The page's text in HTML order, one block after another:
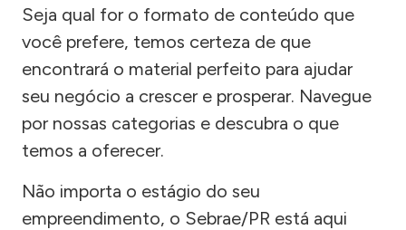
Seja qual for o formato de conteúdo que
você prefere, temos certeza de que
encontrará o material perfeito para ajudar
seu negócio a crescer e prosperar. Navegue
por nossas categorias e descubra o que
temos a oferecer.
Não importa o estágio do seu
empreendimento, o Sebrae/PR está aqui